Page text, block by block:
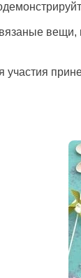
вещи,
участия